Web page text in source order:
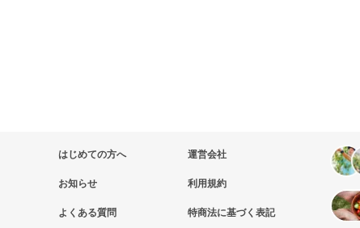
はじめての方へ
お知らせ
よくある質問
運営会社
利用規約
特商法に基づく表記